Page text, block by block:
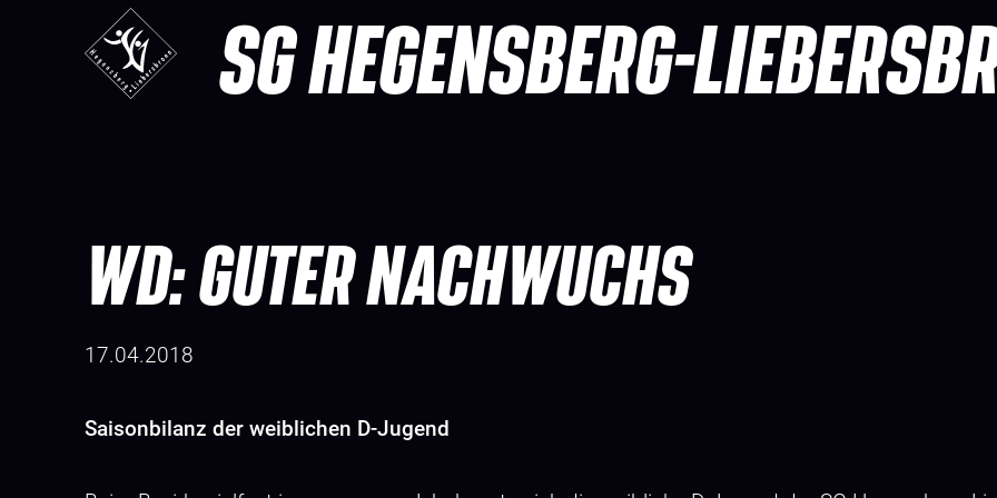
SG HEGENSBERG-
WD: GUTER NACHWUCHS
17.04.2018
Saisonbilanz der weiblichen D-Jugend